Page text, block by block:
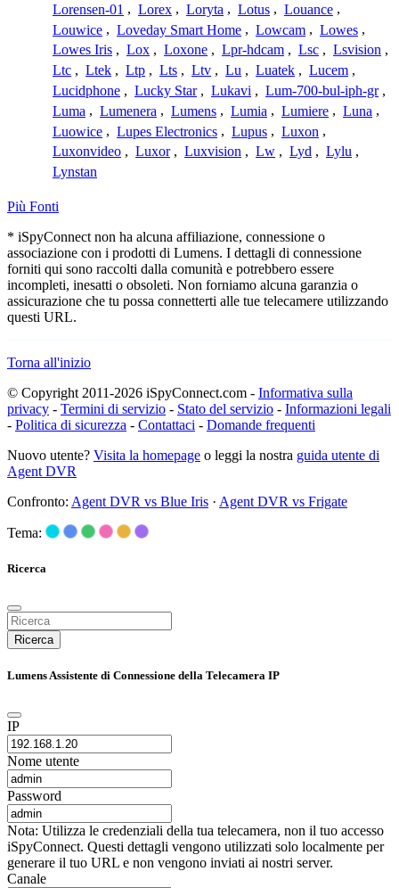
Lorensen-01 , Lorex , Loryta , Lotus , Louance ,
Louwice , Loveday Smart Home , Lowcam , Lowes ,
Lowes Iris , Lox , Loxone , Lpr-hdcam , Lsc , Lsvision ,
Ltc , Ltek , Ltp , Lts , Ltv , Lu , Luatek , Lucem ,
Lucidphone , Lucky Star , Lukavi , Lum-700-bul-iph-gr ,
Luma , Lumenera , Lumens , Lumia , Lumiere , Luna ,
Luowice , Lupes Electronics , Lupus , Luxon ,
Luxonvideo , Luxor , Luxvision , Lw , Lyd , Lylu ,
Lynstan
Più Fonti
* iSpyConnect non ha alcuna affiliazione, connessione o
associazione con i prodotti di Lumens. I dettagli di connessione
forniti qui sono raccolti dalla comunità e potrebbero essere
incompleti, inesatti o obsoleti. Non forniamo alcuna garanzia o
assicurazione che tu possa connetterti alle tue telecamere utilizzando
questi URL.
Torna all'inizio
© Copyright 2011-2026 iSpyConnect.com - Informativa sulla
privacy - Termini di servizio - Stato del servizio - Informazioni legali
- Politica di sicurezza - Contattaci - Domande frequenti
Nuovo utente? Visita la homepage o leggi la nostra guida utente di
Agent DVR
Confronto: Agent DVR vs Blue Iris · Agent DVR vs Frigate
Tema:
Ricerca
Ricerca
Lumens Assistente di Connessione della Telecamera IP
IP
Nome utente
Password
Nota: Utilizza le credenziali della tua telecamera, non il tuo accesso
iSpyConnect. Questi dettagli vengono utilizzati solo localmente per
generare il tuo URL e non vengono inviati ai nostri server.
Canale